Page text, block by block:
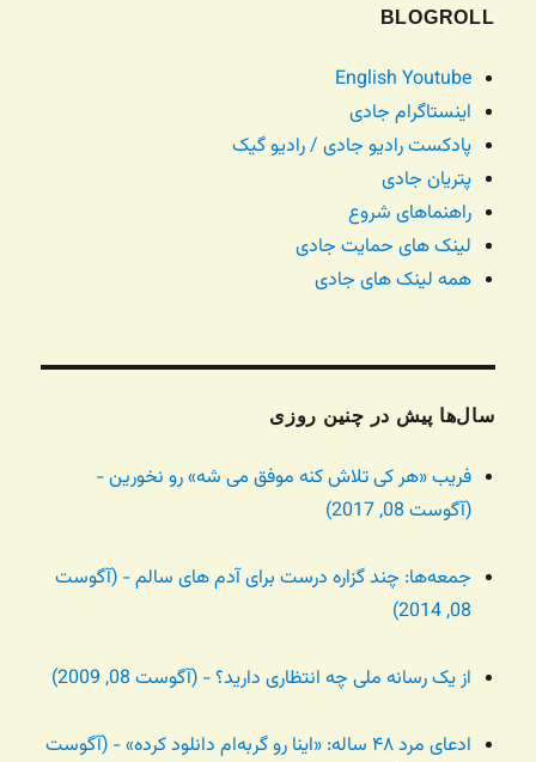
BLOGROLL
English Youtube
اینستاگرام جادی
پادکست رادیو جادی / رادیو گیک
پتریان جادی
راهنماهای شروع
لینک های حمایت جادی
همه لینک های جادی
سال‌ها پیش در چنین روزی
فریب «هر کی تلاش کنه موفق می شه» رو نخورین -
(آگوست 08, 2017)
جمعه‌ها: چند گزاره درست برای آدم های سالم - (آگوست
08, 2014)
از یک رسانه ملی چه انتظاری دارید؟ - (آگوست 08, 2009)
ادعای مرد ۴۸ ساله: «اینا رو گربه‌ام دانلود کرده» - (آگوست